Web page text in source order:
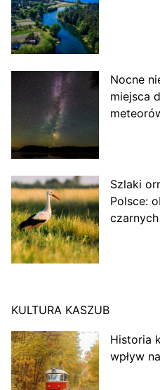
Nocne
miejsca
Szlaki
Polsce:
KULTURA KASZUB
Historia
wpływ